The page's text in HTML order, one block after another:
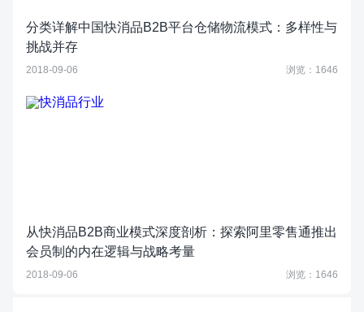
分类详解中国快消品B2B平台仓储物流模式：多样性与
挑战并存
2018-09-06 浏览：1646
从快消品B2B商业模式深度剖析：探索阿里零售通推出
会员制的内在逻辑与战略考量
2018-09-06 浏览：1646